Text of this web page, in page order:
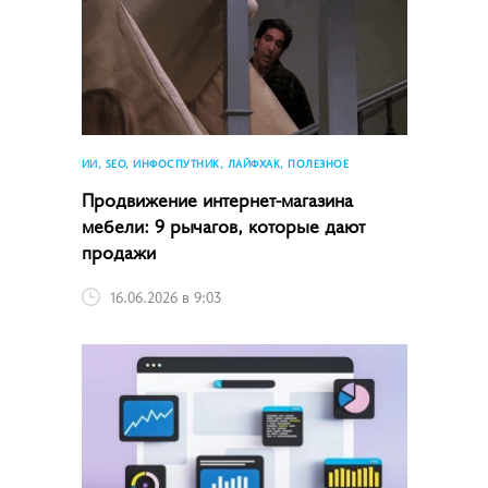
ИИ, SEO, ИНФОСПУТНИК, ЛАЙФХАК, ПОЛЕЗНОЕ
Продвижение интернет-магазина
мебели: 9 рычагов, которые дают
продажи
16.06.2026 в 9:03